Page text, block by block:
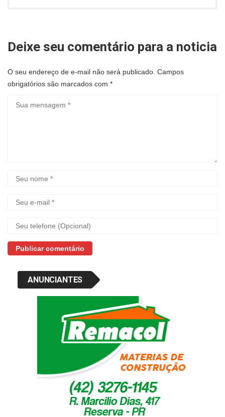
Deixe seu comentário para a noticia
O seu endereço de e-mail não será publicado. Campos
obrigatórios são marcados com *
ANUNCIANTES